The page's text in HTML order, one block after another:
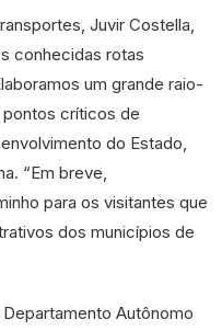
Juvir Costella,
conhecidas rotas
um grande raio-
pontos críticos de
do Estado,
“Em breve,
para os visitantes que
dos municípios de
Autônomo